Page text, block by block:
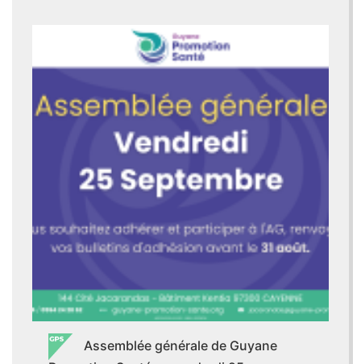
Assemblée générale de Guyane